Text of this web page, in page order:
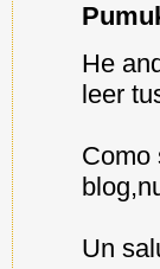
He
leer
Como
Un